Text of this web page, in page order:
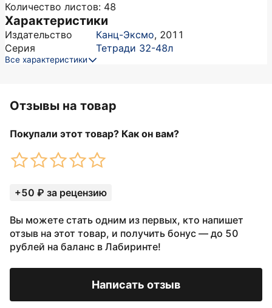
Количество листов: 48
Характеристики
Издательство Канц-Эксмо, 2011
Серия
Тетради 32-48л
Все характеристики
Отзывы на товар
Покупали этот товар? Как он вам?
+50 ₽ за рецензию
Вы можете стать одним из первых, кто напишет
отзыв на этот товар, и получить бонус — до 50
рублей на баланс в Лабиринте!
Написать отзыв